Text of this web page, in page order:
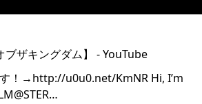
す！→http://u0u0.net/KmNR Hi, I’m